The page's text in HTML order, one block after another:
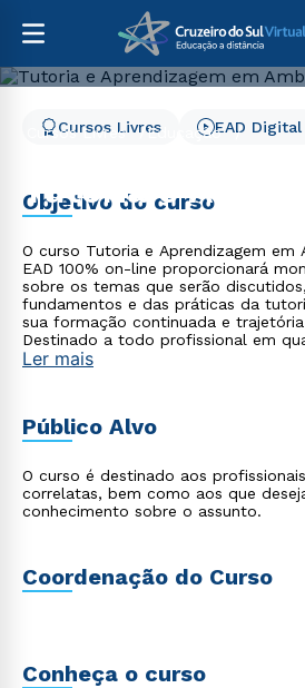
Cursos Livres
Educação
Tutoria e
em Ambientes
Cursos Livres EAD Digital
Objetivo do curso
O curso Tutoria e Aprendizagem em
EAD 100% on-line proporcionará
sobre os temas que serão
fundamentos e das práticas da
sua formação continuada e
Destinado a todo profissional em
que necessita de conhecimento na
Ler mais
Público Alvo
O curso é destinado aos
correlatas, bem como aos que
conhecimento sobre o assunto.
Coordenação do Curso
Conheça o curso